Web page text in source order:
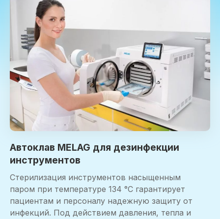
Автоклав MELAG для дезинфекции
инструментов
Стерилизация инструментов насыщенным
паром при температуре 134 °C гарантирует
пациентам и персоналу надежную защиту от
инфекций. Под действием давления, тепла и